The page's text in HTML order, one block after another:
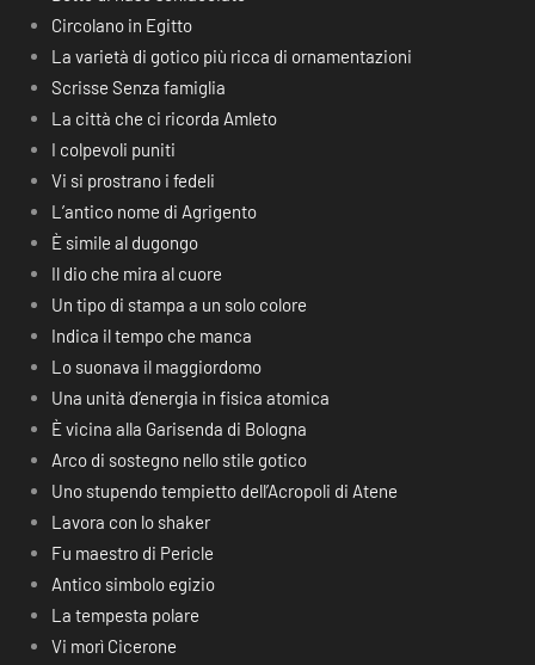
Circolano in Egitto
La varietà di gotico più ricca di ornamentazioni
Scrisse Senza famiglia
La città che ci ricorda Amleto
I colpevoli puniti
Vi si prostrano i fedeli
L’antico nome di Agrigento
È simile al dugongo
Il dio che mira al cuore
Un tipo di stampa a un solo colore
Indica il tempo che manca
Lo suonava il maggiordomo
Una unità d’energia in fisica atomica
È vicina alla Garisenda di Bologna
Arco di sostegno nello stile gotico
Uno stupendo tempietto dell’Acropoli di Atene
Lavora con lo shaker
Fu maestro di Pericle
Antico simbolo egizio
La tempesta polare
Vi morì Cicerone